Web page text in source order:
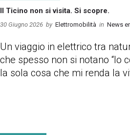
Il Ticino non si visita. Si scopre.
30 Giugno 2026 by Elettromobilità in News
Un viaggio in elettrico tra
che spesso non si notano “Io
la sola cosa che mi renda la